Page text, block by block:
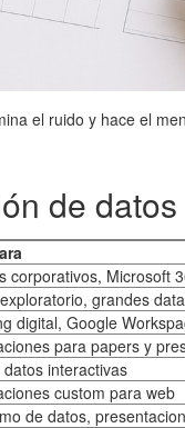
el ruido y hace el
de
corporativos, Microsoft
grandes
digital, Google
para papers y
interactivas
custom para web
de datos,